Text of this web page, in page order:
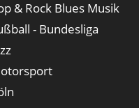
& Rock Blues Musik
- Bundesliga